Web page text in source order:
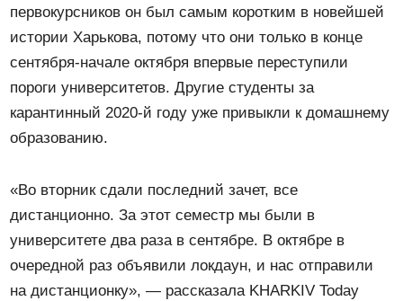
первокурсников он был самым коротким в новейшей
истории Харькова, потому что они только в конце
сентября-начале октября впервые переступили
пороги университетов. Другие студенты за
карантинный 2020-й году уже привыкли к домашнему
образованию.
«Во вторник сдали последний зачет, все
дистанционно. За этот семестр мы были в
университете два раза в сентябре. В октябре в
очередной раз объявили локдаун, и нас отправили
на дистанционку», — рассказала KHARKIV Today